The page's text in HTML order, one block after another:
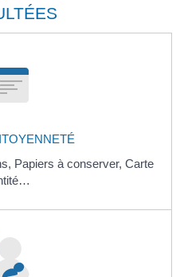
Papiers à conserver, Carte